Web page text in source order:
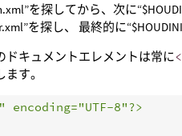
を探してから、次に
を探し、 最終的に
ドキュメントエレメントは常に
す。
8"?>